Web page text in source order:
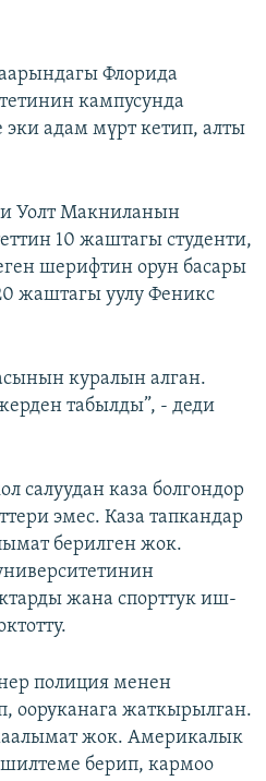
Флорида
кампусунда
адам мүрт кетип, алты
Уолт Макниланын
10 жаштагы студенти,
шерифтин орун басары
жаштагы уулу Феникс
куралын алган.
табылды”, - деди
салуудан каза болгондор
эмес. Каза тапкандар
берилген жок.
жана спорттук иш-
полиция менен
ооруканага жаткырылган.
жок. Америкалык
берип, кармоо